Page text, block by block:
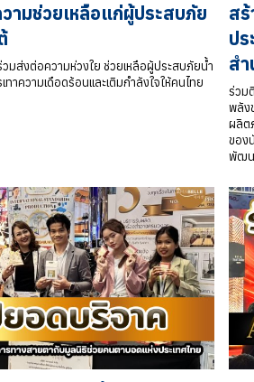
ามช่วยเหลือแก่ผู้ประสบภัย
มส่งต่อความห่วงใย ช่วยเหลือผู้ประสบภัยน้ำ
าความเดือดร้อนและเติมกำลังใจให้คนไทย
สร้
ป
ส
ร่วม
พลัง
ผลิต
ของ
พัฒน